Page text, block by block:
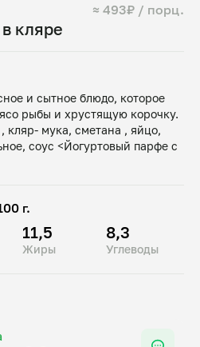
кляре
≈ 493₽ / порц.
и сытное блюдо, которое
рыбы и хрустящую корочку.
кляр- мука, сметана , яйцо,
соус <Йогуртовый парфе с
г.
11,5
Жиры
8,3
Углеводы